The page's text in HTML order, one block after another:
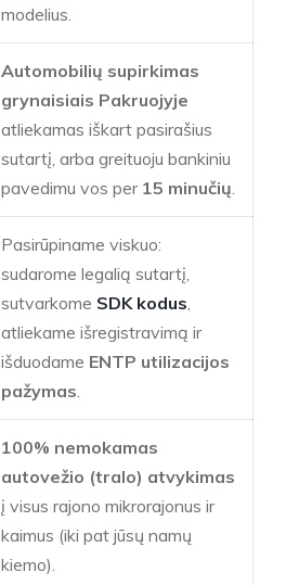
modelius.
Automobilių supirkimas
grynaisiais Pakruojyje
atliekamas iškart pasirašius
sutartį, arba greituoju bankiniu
pavedimu vos per 15 minučių
Pasirūpiname viskuo:
sudarome legalią sutartį,
sutvarkome SDK kodus
atliekame išregistravimą ir
išduodame ENTP utilizacijos
pažymas
100% nemokamas
autovežio (tralo) atvykimas
į visus rajono mikrorajonus ir
kaimus (iki pat jūsų namų
kiemo).